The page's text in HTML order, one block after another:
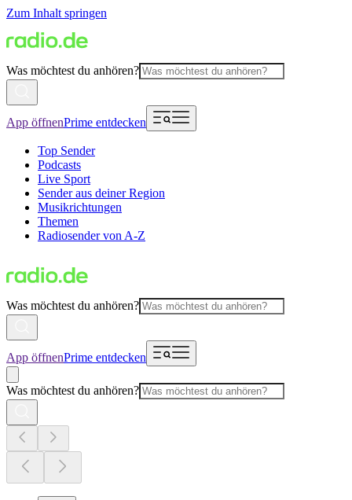
Zum Inhalt springen
Was möchtest du anhören?
App öffnenPrime entdecken
Top Sender
Podcasts
Live Sport
Sender aus deiner Region
Musikrichtungen
Themen
Radiosender von A-Z
Was möchtest du anhören?
App öffnenPrime entdecken
Was möchtest du anhören?